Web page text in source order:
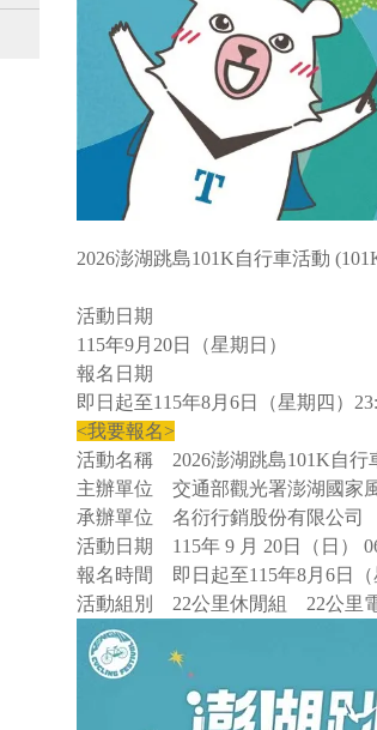
2026澎湖跳島101K自行車活動
活動日期
115年9月20日（星期日）
報名日期
即日起至115年8月6日（星期四）
<我要報名>
活動名稱 2026澎湖跳島101K自行
主辦單位 交通部觀光署澎湖國家
承辦單位 名衍行銷股份有限公司
活動日期 115年 9 月 20日（日）
報名時間 即日起至115年8月6日（
活動組別 22公里休閒組 22公里